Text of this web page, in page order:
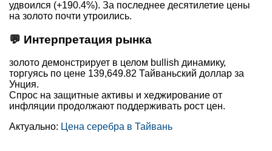
удвоился (+190.4%). За последнее десятилетие цены
на золото почти утроились.
💬 Интерпретация рынка
золото демонстрирует в целом bullish динамику,
торгуясь по цене 139,649.82 Тайваньский доллар за
Унция.
Спрос на защитные активы и хеджирование от
инфляции продолжают поддерживать рост цен.
Актуально: Цена серебра в Тайвань